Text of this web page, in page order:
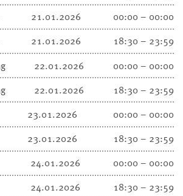
21.01.2026
00:00 – 00:00
21.01.2026
18:30 – 23:59
22.01.2026
00:00 – 00:00
22.01.2026
18:30 – 23:59
23.01.2026
00:00 – 00:00
23.01.2026
18:30 – 23:59
24.01.2026
00:00 – 00:00
24.01.2026
18:30 – 23:59